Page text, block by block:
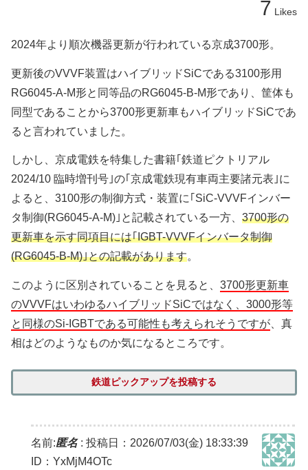
7 Likes
2024年より順次機器更新が行われている京成3700形。
更新後のVVVF装置はハイブリッドSiCである3100形用
RG6045-A-M形と同等品のRG6045-B-M形であり、筐体も
同型であることから3700形更新車もハイブリッドSiCであ
ると言われていました。
しかし、京成電鉄を特集した書籍｢鉄道ピクトリアル
2024/10 臨時増刊号｣の｢京成電鉄現有車両主要諸元表｣に
よると、3100形の制御方式・装置に｢SiC-VVVFインバー
タ制御(RG6045-A-M)｣と記載されている一方、 3700形の
更新車を示す同項目には｢IGBT-VVVFインバータ制御
(RG6045-B-M)｣との記載があります。
このように区別されていることを見ると、 3700形更新車
のVVVFはいわゆるハイブリッドSiCではなく、3000形等
と同様のSi-IGBTである可能性も考えられそうですが 、真
相はどのようなものか気になるところです。
鉄道ピックアップを投稿する
名前:匿名: 投稿日：2026/07/03(金) 18:33:39
ID：YxMjM4OTc